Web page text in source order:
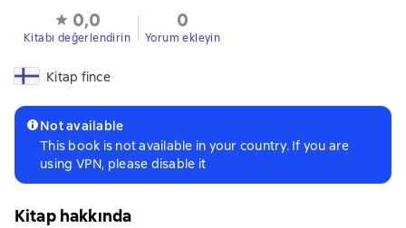
0,0
Kitabı değerlendirin
0
Yorum ekleyin
Kitap fince
Not available
This book is not available in your country. If you are
using VPN, please disable it
Kitap hakkında